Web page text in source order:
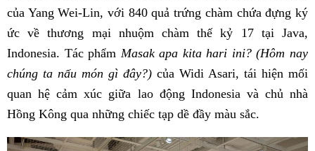
của Yang Wei-Lin, với 840 quả trứng chàm chứa đựng ký
ức về thương mại nhuộm chàm thế kỷ 17 tại Java,
Indonesia. Tác phẩm Masak apa kita hari ini? (Hôm nay
chúng ta nấu món gì đây?) của Widi Asari, tái hiện mối
quan hệ cảm xúc giữa lao động Indonesia và chủ nhà
Hồng Kông qua những chiếc tạp dề đầy màu sắc.